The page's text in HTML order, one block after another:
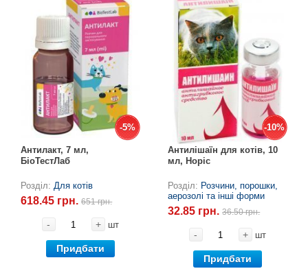
-5%
-5%
Антилакт, 7 мл,
БіоТестЛаб
Розділ: Для котів
618.45 грн.651 грн.
- + шт
Придбати
-10%
-10%
Антилішаїн для котів, 10
мл, Норіс
Розділ: Розчини, порошки,
аерозолі та інші форми
32.85 грн.36.50 грн.
- + шт
Придбати